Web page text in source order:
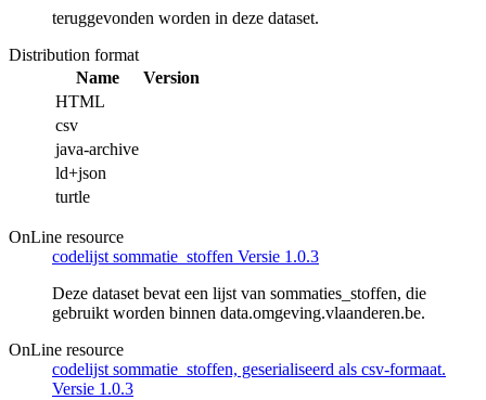
teruggevonden worden in deze dataset.
Distribution format
Name
Version
HTML
csv
java-archive
ld+json
turtle
OnLine resource
codelijst sommatie_stoffen Versie 1.0.3
Deze dataset bevat een lijst van sommaties_stoffen, die
gebruikt worden binnen data.omgeving.vlaanderen.be.
OnLine resource
codelijst sommatie_stoffen, geserialiseerd als csv-formaat.
Versie 1.0.3